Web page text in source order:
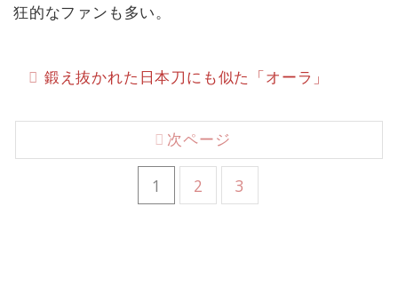
狂的なファンも多い。
鍛え抜かれた日本刀にも似た「オーラ」
1 2 3
次ページ